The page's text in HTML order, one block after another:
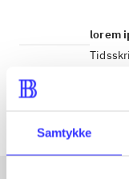
Samtykke
lorem
Artiklerne i